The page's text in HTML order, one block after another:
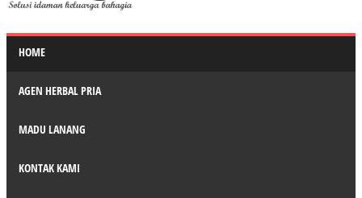
HOME
AGEN HERBAL PRIA
MADU LANANG
KONTAK KAMI